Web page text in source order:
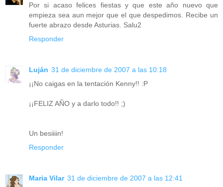
Por si acaso felices fiestas y que este año nuevo que
empieza sea aun mejor que el que despedimos. Recibe un
fuerte abrazo desde Asturias. Salu2
Responder
Luján 31 de diciembre de 2007 a las 10:18
¡¡No caigas en la tentación Kenny!! :P
¡¡FELIZ AÑO y a darlo todo!! ;)
Un besiiiin!
Responder
Maria Vilar 31 de diciembre de 2007 a las 12:41